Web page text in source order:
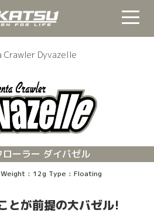
Crawler Dyvazelle
ローラー ダイバゼル
: 12g Type : Floating
とが前提の大バゼル!